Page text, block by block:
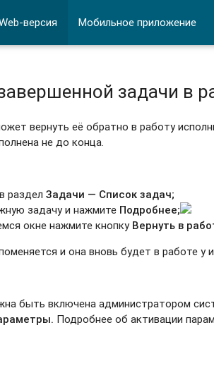
версия Мобильное приложение
задачи в
вернуть её обратно в работу
не до конца.
разделЗадачи — Список задач;
задачу и нажмите Подробнее;
окне нажмите кнопку Вернуть в
и она вновь будет в работе у
быть включена администратором
Подробнее об активации